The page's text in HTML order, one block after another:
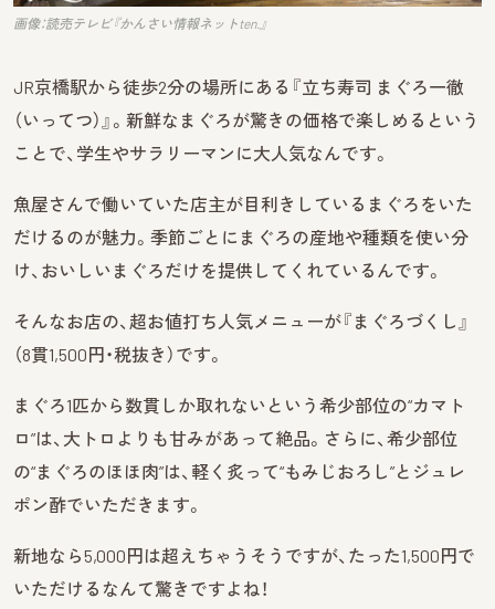
画像：読売テレビ『かんさい情報ネットten.』
JR京橋駅から徒歩2分の場所にある『立ち寿司 まぐろ一徹
（いってつ）』。新鮮なまぐろが驚きの価格で楽しめるという
ことで、学生やサラリーマンに大人気なんです。
魚屋さんで働いていた店主が目利きしているまぐろをいた
だけるのが魅力。季節ごとにまぐろの産地や種類を使い分
け、おいしいまぐろだけを提供してくれているんです。
そんなお店の、超お値打ち人気メニューが『まぐろづくし』
（8貫1,500円・税抜き）です。
まぐろ1匹から数貫しか取れないという希少部位の“カマト
ロ”は、大トロよりも甘みがあって絶品。さらに、希少部位
の“まぐろのほほ肉”は、軽く炙って“もみじおろし”とジュレ
ポン酢でいただきます。
新地なら5,000円は超えちゃうそうですが、たった1,500円で
いただけるなんて驚きですよね！